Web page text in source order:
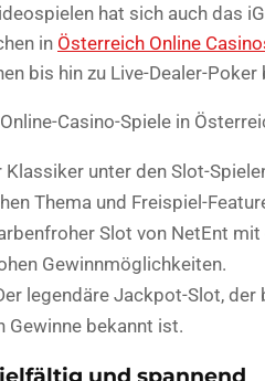
hat sich auch das
in Österreich Online
bis hin zu Live-Dealer-Poker
Casino-Spiele in
Klassiker unter den Slot-
Thema und Freispiel-
Slot von NetEnt
Gewinnmöglichkeiten.
legendäre Jackpot-Slot,
Gewinne bekannt ist.
und spannend